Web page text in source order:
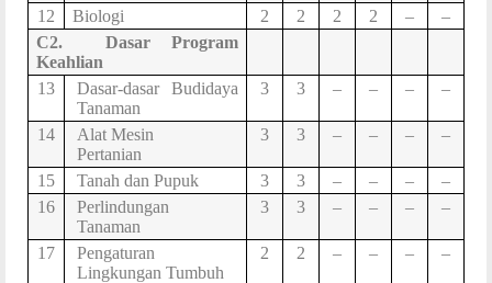
12
Biologi 2 2 2 2 –
–
C2.
Dasar Program
Keahlian
13
Dasar-dasar Budidaya
Tanaman
3 3 – – – –
14
Alat Mesin
Pertanian
3 3 – – – –
15 Tanah dan Pupuk 3 3 – – –
–
16
Perlindungan
Tanaman
3 3 – – – –
17
Pengaturan
Lingkungan Tumbuh
2 2 – – – –